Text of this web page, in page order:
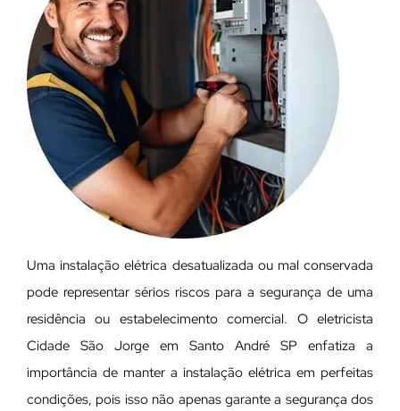
Uma instalação elétrica desatualizada ou mal conservada
pode representar sérios riscos para a segurança de uma
residência ou estabelecimento comercial. O eletricista
Cidade São Jorge em Santo André SP enfatiza a
importância de manter a instalação elétrica em perfeitas
condições, pois isso não apenas garante a segurança dos